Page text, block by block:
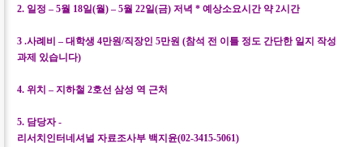
2. 일정 – 5월 18일(월)– 5월 22일(금)저녁 *예상소요시간 약2시간
3 .사례비 – 대학생 4만원/직장인 5만원 (참석 전 이틀 정도 간단한 일지 작성
과제 있습니다)
4.위치 – 지하철 2호선 삼성 역 근처
5. 담당자-
리서치인터네셔널 자료조사부 백지윤(02-3415-5061)